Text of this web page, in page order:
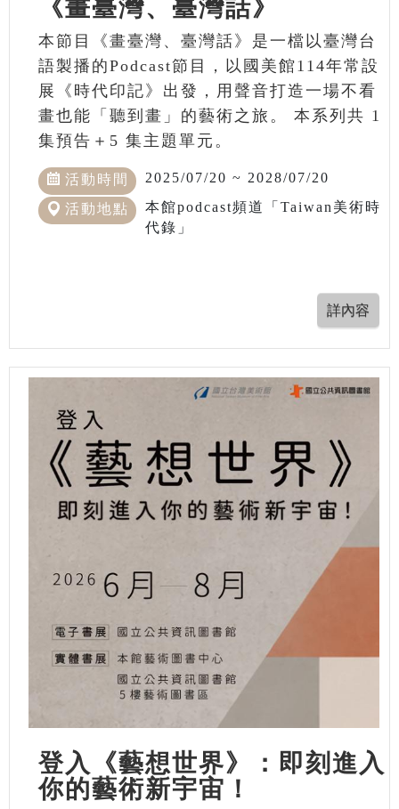
《畫臺灣、臺灣話》
本節目《畫臺灣、臺灣話》是一檔以臺灣台
語製播的Podcast節目，以國美館114年常設
展《時代印記》出發，用聲音打造一場不看
畫也能「聽到畫」的藝術之旅。 本系列共 1
集預告＋5 集主題單元。
活動時間 2025/07/20 ~ 2028/07/20
活動地點
本館podcast頻道「Taiwan美術時
代錄」
登入《藝想世界》：即刻進入
你的藝術新宇宙！